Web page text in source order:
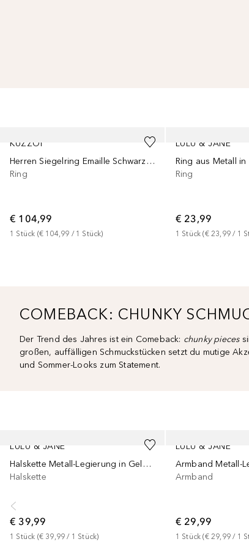
KUZZOI
Herren Siegelring Emaille Schwarz Basic 925 Silber
Ring
€ 104,99
1 Stück (€ 104,99 / 1 Stück)
LULU & JANE
Ring aus Metall
Ring
€ 23,99
1 Stück (€ 23,99 / 1
COMEBACK: CHUNKY
Der Trend des Jahres ist ein Comeback: chunky pieces
großen, auffälligen Schmuckstücken setzt du mutige
und Sommer-Looks zum Statement.
LULU & JANE
Halskette Metall-Legierung in Gelbgold
Halskette
€ 39,99
1 Stück (€ 39,99 / 1 Stück)
LULU & JANE
Armband
€ 29,99
1 Stück (€ 29,99 / 1